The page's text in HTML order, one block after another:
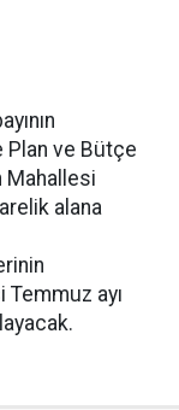
Plan ve Bütçe
Mahallesi
alana
ayı